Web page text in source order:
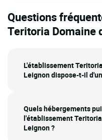
Questions
Teritoria Domaine
L'établissement
Leignon dispose-t-il
Quels hébergements
l'établissement
Leignon ?